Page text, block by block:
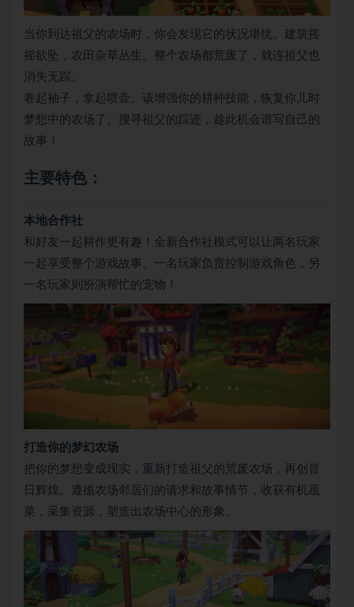
当你到达祖父的农场时，你会发现它的状况堪忧。建筑摇
摇欲坠，农田杂草丛生。整个农场都荒废了，就连祖父也
消失无踪。
卷起袖子，拿起喷壶。该增强你的耕种技能，恢复你儿时
梦想中的农场了。搜寻祖父的踪迹，趁此机会谱写自己的
故事！
主要特色：
本地合作社
和好友一起耕作更有趣！全新合作社模式可以让两名玩家
一起享受整个游戏故事。一名玩家负责控制游戏角色，另
一名玩家则扮演帮忙的宠物！
打造你的梦幻农场
把你的梦想变成现实，重新打造祖父的荒废农场，再创昔
日辉煌。遵循农场邻居们的请求和故事情节，收获有机蔬
菜，采集资源，塑造出农场中心的形象。